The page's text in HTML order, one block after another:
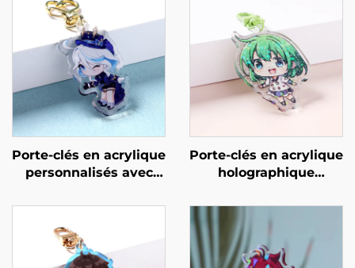
Porte-clés en acrylique
personnalisés avec
Porte-clés en acrylique
holographique